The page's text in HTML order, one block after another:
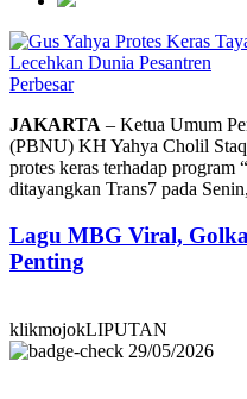
Perbesar
JAKARTA – Ketua Umum
(PBNU) KH Yahya Cholil
protes keras terhadap program
ditayangkan Trans7 pada
Lagu MBG Viral,
Penting
klikmojokLIPUTAN
29/05/2026